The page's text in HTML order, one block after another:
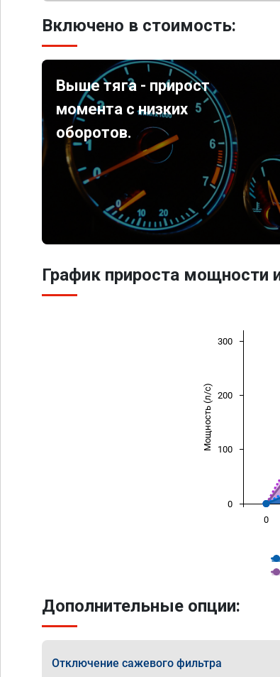
Включено в стоимость:
Выше тяга - прирост
момента с низких
оборотов.
График прироста мощности
Мощность (л/с)
0
0
100
200
300
Дополнительные опции:
Отключение сажевого фильтра